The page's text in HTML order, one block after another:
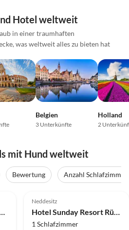
Hotel weltweit
in einer traumhaften
was weltweit alles zu bieten hat
Belgien
3 Unterkünfte
Holland
2
mit Hund weltweit
Bewertung
Anzahl Schlafzimmer
Neddesitz
1 Schlafzimmer